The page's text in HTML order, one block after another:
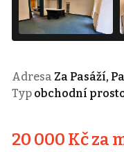
Adresa Za Pasáží,
Typ obchodní
20 000 Kč za